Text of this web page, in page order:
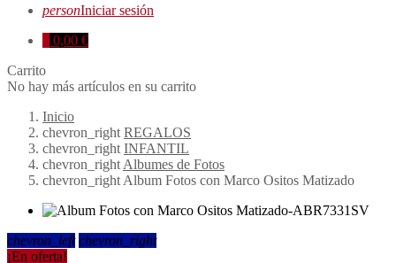
personIniciar sesión
0,00 €
Carrito
No hay más artículos en su carrito
Inicio
chevron_right REGALOS
chevron_right INFANTIL
chevron_right Albumes de Fotos
chevron_right Album Fotos con Marco Ositos Matizado
chevron_left chevron_right
¡En oferta!